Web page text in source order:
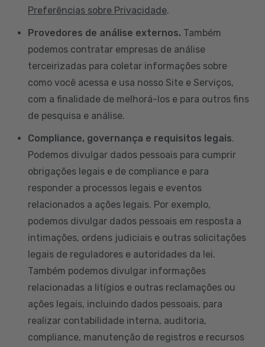
Preferências sobre Privacidade.
Provedores de análise externos. Também
podemos contratar empresas de análise
terceirizadas para coletar informações sobre
como você acessa e usa nosso Site e Serviços,
com a finalidade de melhorá-los e para outros fins
de pesquisa e análise.
Compliance, governança e requisitos legais.
Podemos divulgar dados pessoais para cumprir
obrigações legais e de compliance e para
responder a processos legais e eventos
relacionados a ações legais. Por exemplo,
podemos divulgar dados pessoais em resposta a
intimações, ordens judiciais e outras solicitações
legais de reguladores e autoridades da lei.
Também podemos divulgar informações
relacionadas a litígios e outras reclamações ou
ações legais, incluindo dados pessoais, para
realizar contabilidade interna, auditoria,
compliance, manutenção de registros e recursos